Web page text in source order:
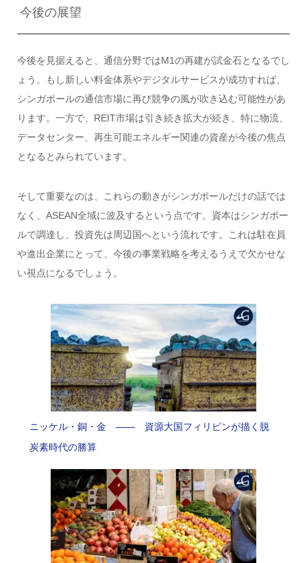
今後の展望
今後を見据えると、通信分野ではM1の再建が試金石となるでし
ょう。もし新しい料金体系やデジタルサービスが成功すれば、
シンガポールの通信市場に再び競争の風が吹き込む可能性があ
ります。一方で、REIT市場は引き続き拡大が続き、特に物流、
データセンター、再生可能エネルギー関連の資産が今後の焦点
となるとみられています。
そして重要なのは、これらの動きがシンガポールだけの話では
なく、ASEAN全域に波及するという点です。資本はシンガポー
ルで調達し、投資先は周辺国へという流れです。これは駐在員
や進出企業にとって、今後の事業戦略を考えるうえで欠かせな
い視点になるでしょう。
ニッケル・銅・金 —— 資源大国フィリピンが描く脱
炭素時代の勝算